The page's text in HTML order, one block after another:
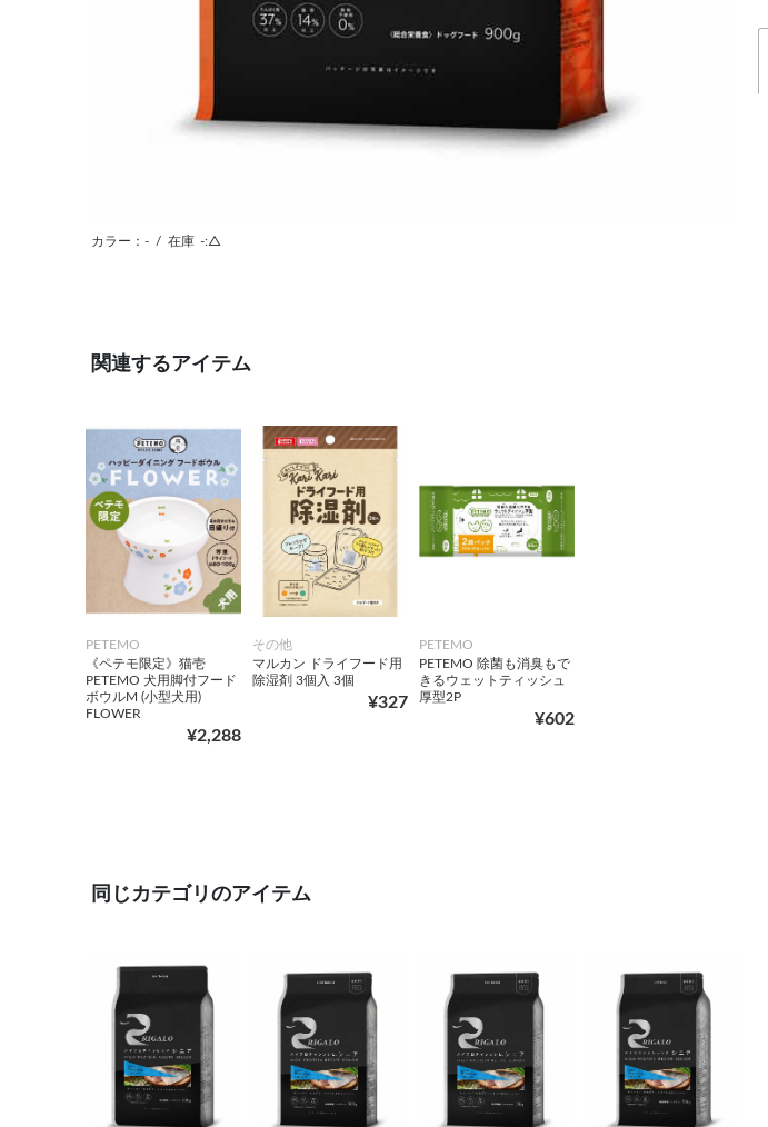
カラー：- / 在庫 -:△
関連するアイテム
PETEMO
《ペテモ限定》猫壱
PETEMO 犬用脚付フード
ボウルM (小型犬用)
FLOWER
¥2,288
その他
マルカン ドライフード用
除湿剤 3個入 3個
¥327
PETEMO
PETEMO 除菌も消臭もで
きるウェットティッシュ
厚型2P
¥602
同じカテゴリのアイテム